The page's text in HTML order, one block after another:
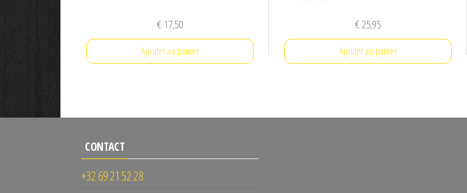
€ 17,50
Ajouter au panier
€25,95
Ajouter au panier
CONTACT
+32 69 21 52 28